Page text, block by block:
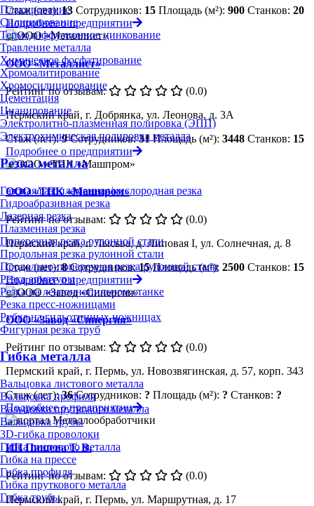
Плакирование
Силицирование
Термодиффузионное цинкование
Травление металла
Химическое фосфатирование
Хромоалитирование
Хромосилицирование
Цементация
Цианирование
Электролитно-плазменная полировка (ЭПП)
Электрохимическая полировка металла
Резка металла
Газовая/газопламенная/кислородная резка
Гидроабразивная резка
Лазерная резка
Плазменная резка
Поперечная резка рулонной стали
Продольная резка рулонной стали
Продольно-поперечная резка рулонной стали
Резка арматуры
Резка на ленточнопильном станке
Резка пресс-ножницами
Рубка на гильотинных ножницах
Фигурная резка труб
Гибка металла
Вальцовка листового металла
Вальцовка профиля
Вальцовка пруткового металла
Вальцовка трубы
3D-гибка проволоки
Гибка листового металла
Гибка на прессе
Гибка профиля
Гибка пруткового металла
Гибка трубы
Стаж (лет):13 Сотрудников: 15 Площадь (м²): 900 Станков: 20
Подробнее о предприятии
ООО «Металлист»
Рейтинг по отзывам:
(0.0)
Пермский край, г. Добрянка, ул. Леонова, д. 3А
Стаж (лет):9 Сотрудников:31 Площадь (м²): 3448 Станков: 15
Подробнее о предприятии
ООО «ТПК «Машпром»
Рейтинг по отзывам:
(0.0)
Пермский край, г. Лысьва, д. Липовая I, ул. Солнечная, д. 8
Стаж (лет):8 Сотрудников:15 Площадь (м²): 2500 Станков: 15
Подробнее о предприятии
ООО «Завод «Синергия»
Рейтинг по отзывам:
(0.0)
Пермский край, г. Пермь, ул. Новозвягинская, д. 57, корп. 343
Стаж (лет):36 Сотрудников: ? Площадь (м²): ? Станков: ?
Подробнее о предприятии
ИП Пишева Т. В.
Рейтинг по отзывам:
(0.0)
Пермский край, г. Пермь, ул. Маршрутная, д. 17